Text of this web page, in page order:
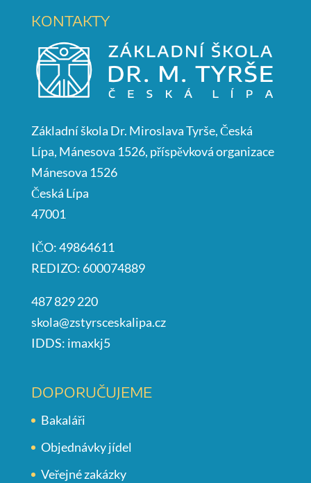
KONTAKTY
Základní škola Dr. Miroslava Tyrše, Česká
Lípa, Mánesova 1526, příspěvková organizace
Mánesova 1526
Česká Lípa
47001
IČO: 49864611
REDIZO: 600074889
487 829 220
skola@zstyrsceskalipa.cz
IDDS: imaxkj5
DOPORUČUJEME
Bakaláři
Objednávky jídel
Veřejné zakázky